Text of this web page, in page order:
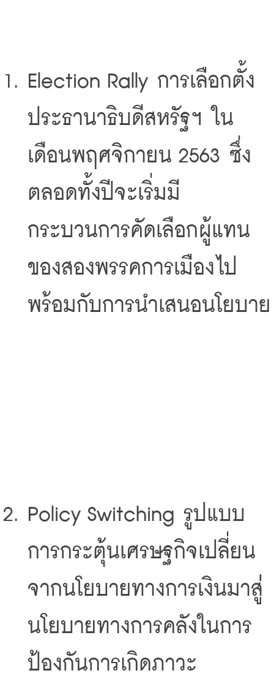
Election Rally การเลือกตั้ง
ประธานาธิบดีสหรัฐฯ ใน
เดือนพฤศจิกายน 2563 ซึ่ง
ตลอดทั้งปีจะเริ่มมี
กระบวนการคัดเลือกผู้แทน
ของสองพรรคการเมืองไป
พร้อมกับการนำเสนอนโยบาย
Policy Switching รูปแบบ
การกระตุ้นเศรษฐกิจเปลี่ยน
จากนโยบายทางการเงินมาสู่
นโยบายทางการคลังในการ
ป้องกันการเกิดภาวะ